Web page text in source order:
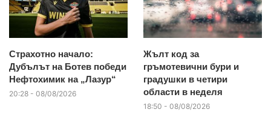
Страхотно начало:
Дубълът на Ботев победи
Нефтохимик на „Лазур“
20:28 - 08/08/2026
Жълт код за
гръмотевични бури и
градушки в четири
области в неделя
18:50 - 08/08/2026